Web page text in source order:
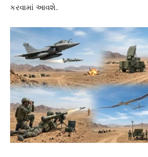
કરવામાં આવશે.